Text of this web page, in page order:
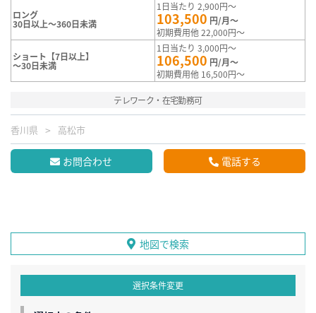
ロング
30日以上～360日未満
1日当たり 2,900円～
103,500 円/月～
初期費用他 22,000円～
ショート【7日以上】
～30日未満
1日当たり 3,000円～
106,500 円/月～
初期費用他 16,500円～
テレワーク・在宅勤務可
香川県 高松市
お問合わせ 電話する
地図で検索
選択条件変更